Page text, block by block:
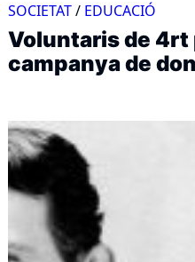
SOCIETAT/ EDUCACIÓ
Voluntaris de
campanya de